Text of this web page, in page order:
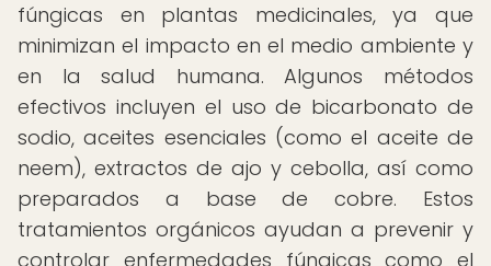
fúngicas en plantas medicinales, ya que
minimizan el impacto en el medio ambiente y
en la salud humana. Algunos métodos
efectivos incluyen el uso de bicarbonato de
sodio, aceites esenciales (como el aceite de
neem), extractos de ajo y cebolla, así como
preparados a base de cobre. Estos
tratamientos orgánicos ayudan a prevenir y
controlar enfermedades fúngicas como el